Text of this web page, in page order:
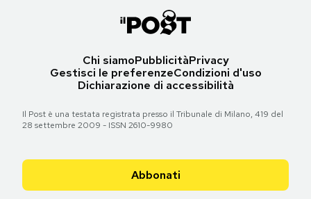
Chi siamoPubblicitàPrivacy
Gestisci le preferenzeCondizioni d'uso
Dichiarazione di accessibilità
Il Post è una testata registrata presso il Tribunale di Milano, 419 del
28 settembre 2009 - ISSN 2610-9980
Abbonati